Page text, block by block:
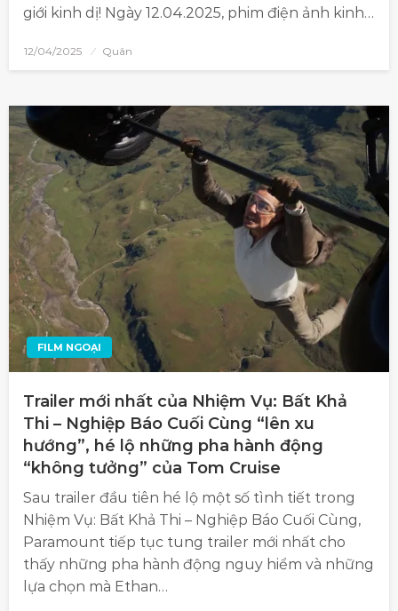
giới kinh dị! Ngày 12.04.2025, phim điện ảnh kinh…
12/04/2025 Quân
FILM NGOẠI
Trailer mới nhất của Nhiệm Vụ: Bất Khả
Thi – Nghiệp Báo Cuối Cùng “lên xu
hướng”, hé lộ những pha hành động
“không tưởng” của Tom Cruise
Sau trailer đầu tiên hé lộ một số tình tiết trong
Nhiệm Vụ: Bất Khả Thi – Nghiệp Báo Cuối Cùng,
Paramount tiếp tục tung trailer mới nhất cho
thấy những pha hành động nguy hiểm và những
lựa chọn mà Ethan…